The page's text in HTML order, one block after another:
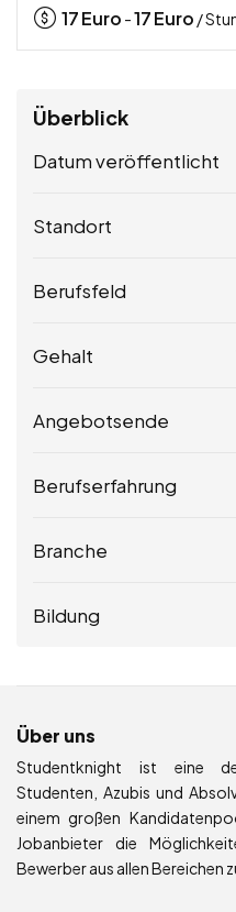
17Euro -17Euro /
Überblick
Datum veröffentlicht
Standort
Berufsfeld
Gehalt
Angebotsende
Berufserfahrung
Branche
Bildung
Über uns
Studentknight ist eine
Studenten, Azubis und
einem großen
Jobanbieter die
Bewerber aus allen Bereichen